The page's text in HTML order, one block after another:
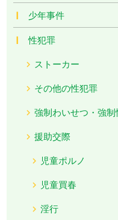
少年事件
性犯罪
ストーカー
その他の性犯罪
強制わいせつ・強
援助交際
児童ポルノ
児童買春
淫行